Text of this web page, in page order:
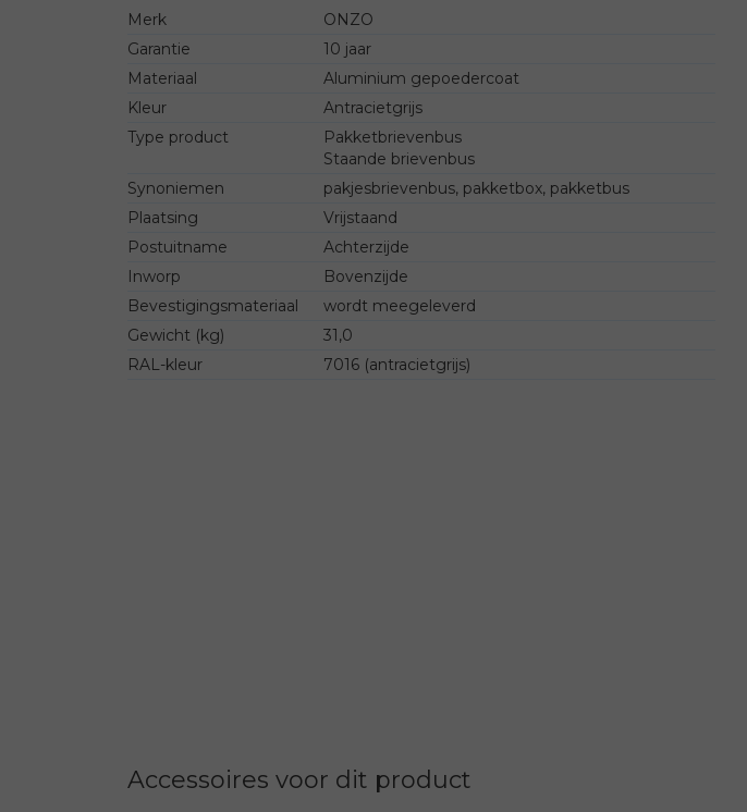
Merk
ONZO
Garantie
10 jaar
Materiaal
Aluminium gepoedercoat
Kleur
Antracietgrijs
Type product
Pakketbrievenbus
Staande brievenbus
Synoniemen
pakjesbrievenbus, pakketbox, pakketbus
Plaatsing
Vrijstaand
Postuitname
Achterzijde
Inworp
Bovenzijde
Bevestigingsmateriaal
wordt meegeleverd
Gewicht (kg)
31,0
RAL-kleur
7016 (antracietgrijs)
Accessoires voor dit product